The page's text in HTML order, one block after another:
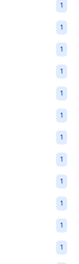
1
1
1
1
1
1
1
1
1
1
1
1